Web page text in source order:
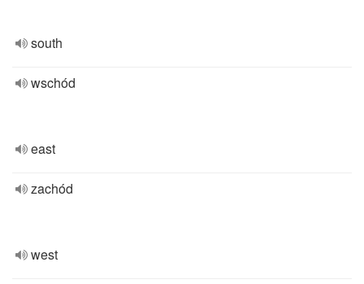
south
wschód
east
zachód
west